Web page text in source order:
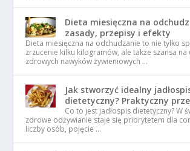
Dieta miesięczna na
zasady, przepisy i efekty
Dieta miesięczna na odchudzanie to nie tylko
zrzucenie kilku kilogramów, ale także szansa
zdrowych nawyków żywieniowych …
Jak stworzyć idealny
dietetyczny? Praktyczny
Co to jest jadłospis dietetyczny? W
zdrowe odżywianie staje się priorytetem dla
liczby osób, pojęcie …